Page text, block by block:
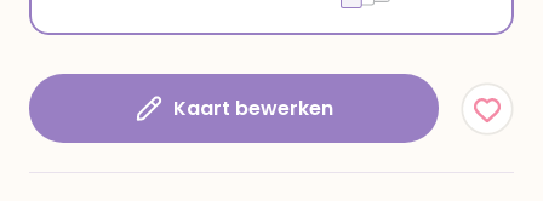
Kaart bewerken